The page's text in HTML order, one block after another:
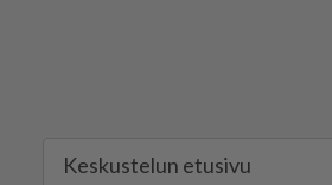
Keskustelun etusivu